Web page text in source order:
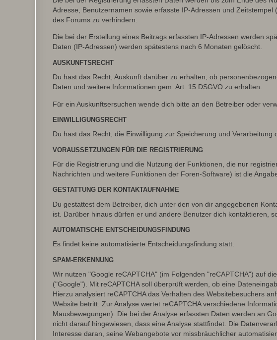
Adresse, Benutzernamen sowie erfasste IP-Adressen und
des Forums zu verhindern.
Die bei der Erstellung eines Beitrags erfassten IP-Adressen werden
Daten (IP-Adressen) werden spätestens nach 6 Monaten gelöscht.
AUSKUNFTSRECHT
Du hast das Recht, Auskunft darüber zu erhalten, ob
Daten und weitere Informationen gem. Art. 15 DSGVO zu erhalten.
Für ein Auskunftsersuchen wende dich bitte an den Betreiber oder
EINWILLIGUNGSRECHT
Du hast das Recht, die Einwilligung zur Speicherung und
VORAUSSETZUNGEN FÜR DIE REGISTRIERUNG
Für die Registrierung und die Nutzung der Funktionen, die nur
Nachrichten und weitere Funktionen der Foren-Software) ist die
GESTATTUNG DER KONTAKTAUFNAHME
Du gestattest dem Betreiber, dich unter den von dir angegebenen
ist. Darüber hinaus dürfen er und andere Benutzer dich kontaktieren,
AUTOMATISCHE ENTSCHEIDUNGSFINDUNG
Es findet keine automatisierte Entscheidungsfindung statt.
SPAM-ERKENNUNG
Wir nutzen "Google reCAPTCHA" (im Folgenden "reCAPTCHA") auf
("Google"). Mit reCAPTCHA soll überprüft werden, ob eine
Hierzu analysiert reCAPTCHA das Verhalten des Websitebesuchers
Website betritt. Zur Analyse wertet reCAPTCHA verschiedene
Mausbewegungen). Die bei der Analyse erfassten Daten werden an
nicht darauf hingewiesen, dass eine Analyse stattfindet. Die
Interesse daran, seine Webangebote vor missbräuchlicher